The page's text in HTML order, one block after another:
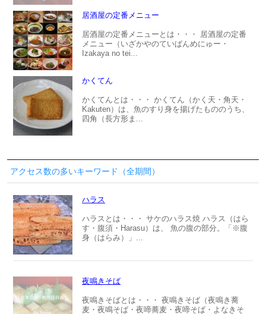
居酒屋の定番メニュー
居酒屋の定番メニューとは・・・ 居酒屋の定番
メニュー（いざかやのていばんめにゅー・
Izakaya no tei...
かくてん
かくてんとは・・・ かくてん（かく天・角天・
Kakuten）は、魚のすり身を揚げたもののうち、
四角（長方形ま...
アクセス数の多いキーワード（全期間）
ハラス
ハラスとは・・・ サケのハラス焼 ハラス（はら
す・腹須・Harasu）は、 魚の腹の部分。「※腹
身（はらみ）」...
夜鳴きそば
夜鳴きそばとは・・・ 夜鳴きそば（夜鳴き蕎
麦・夜鳴そば・夜啼蕎麦・夜啼そば・よなきそ